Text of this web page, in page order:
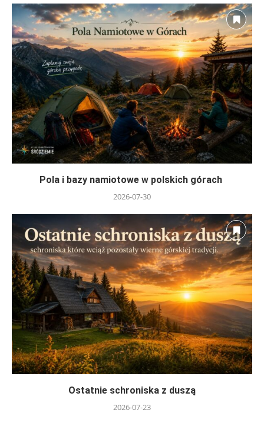
Pola i bazy namiotowe w polskich górach
2026-07-30
Ostatnie schroniska z duszą
2026-07-23